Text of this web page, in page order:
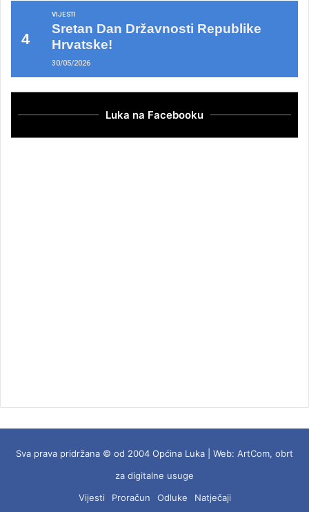
VIJESTI
Sretan Dan Državnosti Republike
Hrvatske!
30/05/2026
Luka na Facebooku
Sva prava pridržana © od 2004 Općina Luka | Web: ArtCom, obrt
za digitalne usuge
Vijesti
Proračun Odluke Natječaji